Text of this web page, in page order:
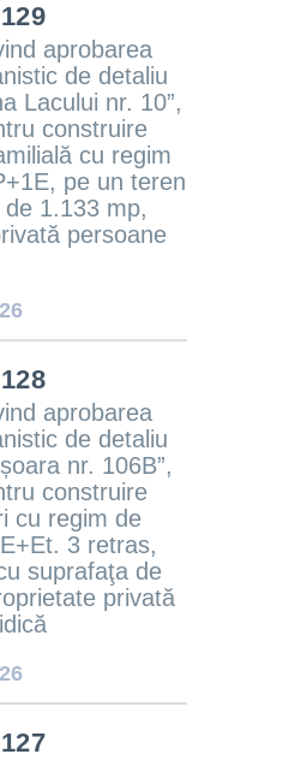
aprobarea
de detaliu
Lacului nr. 10”,
construire
cu regim
pe un teren
1.133 mp,
persoane
aprobarea
de detaliu
nr. 106B”,
construire
cu regim de
3 retras,
suprafaţa de
privată